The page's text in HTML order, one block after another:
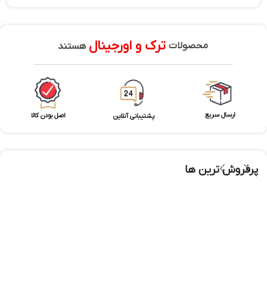
محصولات ترک و اورجینال هستند
ارسال سریع پشتیبانی آنلاین اصل بودن کالا
پرفروش ترین ها